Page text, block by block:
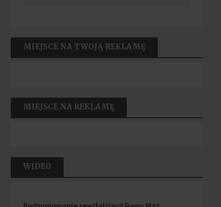
MIEJSCE NA TWOJĄ REKLAMĘ
MIEJSCE NA REKLAMĘ
WIDEO